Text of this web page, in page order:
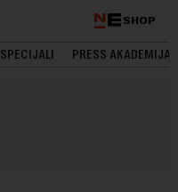
SHOP
SPECIJALI PRESS AKADEMIJA